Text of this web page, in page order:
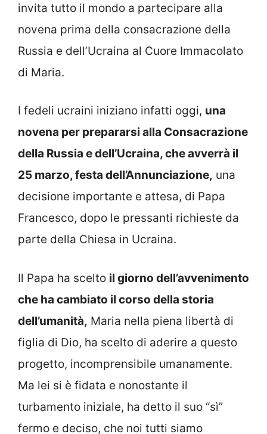
invita tutto il mondo a partecipare alla
novena prima della consacrazione della
Russia e dell’Ucraina al Cuore Immacolato
di Maria.
I fedeli ucraini iniziano infatti oggi, una
novena per prepararsi alla Consacrazione
della Russia e dell’Ucraina, che avverrà il
25 marzo, festa dell’Annunciazione, una
decisione importante e attesa, di Papa
Francesco, dopo le pressanti richieste da
parte della Chiesa in Ucraina.
Il Papa ha scelto il giorno dell’avvenimento
che ha cambiato il corso della storia
dell’umanità, Maria nella piena libertà di
figlia di Dio, ha scelto di aderire a questo
progetto, incomprensibile umanamente.
Ma lei si è fidata e nonostante il
turbamento iniziale, ha detto il suo “sì”
fermo e deciso, che noi tutti siamo